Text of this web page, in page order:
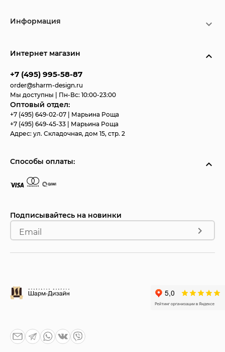
Информация
Интернет магазин
+7 (495) 995-58-87
order@sharm-design.ru
Мы доступны | Пн-Вс: 10:00-23:00
Оптовый отдел:
+7 (495) 649-02-07
| Марьина Роща
+7 (495) 649-45-33
| Марьина Роща
Адрес: ул. Складочная, дом 15, стр. 2
Способы оплаты:
Подписывайтесь на новинки
Email